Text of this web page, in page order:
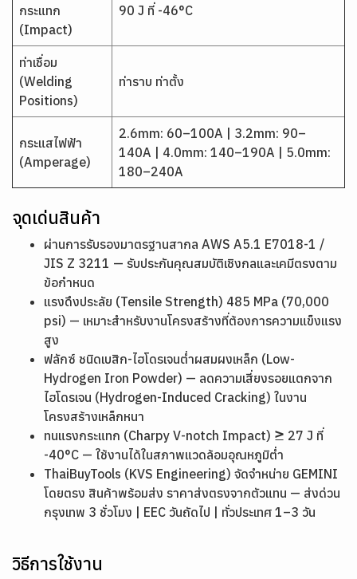
กระแทก
(Impact)
90 J ที่ -46°C
ท่าเชื่อม
(Welding
Positions)
ท่าราบ ท่าตั้ง
กระแสไฟฟ้า
(Amperage)
2.6mm: 60–100A | 3.2mm: 90–
140A | 4.0mm: 140–190A | 5.0mm:
180–240A
จุดเด่นสินค้า
ผ่านการรับรองมาตรฐานสากล AWS A5.1 E7018-1 /
JIS Z 3211 — รับประกันคุณสมบัติเชิงกลและเคมีตรงตาม
ข้อกำหนด
แรงดึงประลัย (Tensile Strength) 485 MPa (70,000
psi) — เหมาะสำหรับงานโครงสร้างที่ต้องการความแข็งแรง
สูง
ฟลักซ์ ชนิดเบสิก-ไฮโดรเจนต่ำผสมผงเหล็ก (Low-
Hydrogen Iron Powder) — ลดความเสี่ยงรอยแตกจาก
ไฮโดรเจน (Hydrogen-Induced Cracking) ในงาน
โครงสร้างเหล็กหนา
ทนแรงกระแทก (Charpy V-notch Impact) ≥ 27 J ที่
-40°C — ใช้งานได้ในสภาพแวดล้อมอุณหภูมิต่ำ
ThaiBuyTools (KVS Engineering) จัดจำหน่าย GEMINI
โดยตรง สินค้าพร้อมส่ง ราคาส่งตรงจากตัวแทน — ส่งด่วน
กรุงเทพ 3 ชั่วโมง | EEC วันถัดไป | ทั่วประเทศ 1–3 วัน
วิธีการใช้งาน